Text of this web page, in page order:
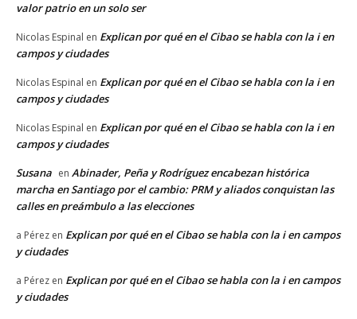
valor patrio en un solo ser
Nicolas Espinal en Explican por qué en el Cibao se habla con la i en
campos y ciudades
Nicolas Espinal en Explican por qué en el Cibao se habla con la i en
campos y ciudades
Nicolas Espinal en Explican por qué en el Cibao se habla con la i en
campos y ciudades
Susana en Abinader, Peña y Rodríguez encabezan histórica
marcha en Santiago por el cambio: PRM y aliados conquistan las
calles en preámbulo a las elecciones
a Pérez en Explican por qué en el Cibao se habla con la i en campos
y ciudades
a Pérez en Explican por qué en el Cibao se habla con la i en campos
y ciudades